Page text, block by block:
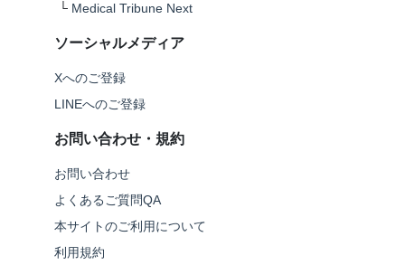
└ Medical Tribune Next
ソーシャルメディア
Xへのご登録
LINEへのご登録
お問い合わせ・規約
お問い合わせ
よくあるご質問QA
本サイトのご利用について
利用規約